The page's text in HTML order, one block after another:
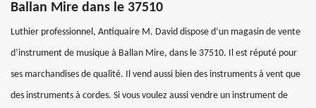
Ballan Mire dans le 37510
Luthier professionnel, Antiquaire M. David dispose d’un magasin de vente
d’instrument de musique à Ballan Mire, dans le 37510. Il est réputé pour
ses marchandises de qualité. Il vend aussi bien des instruments à vent que
des instruments à cordes. Si vous voulez aussi vendre un instrument de